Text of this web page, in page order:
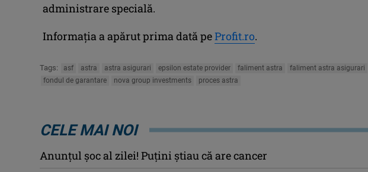
administrare specială.
Informaţia a apărut prima dată peProfit.ro.
Tags: asf astra astra asigurari epsilon estate provider faliment astra
faliment astra asigurari
fondul de garantare
nova group investments proces astra
CELE MAI NOI
Anunţul şoc al zilei! Puţini ştiau că are cancer